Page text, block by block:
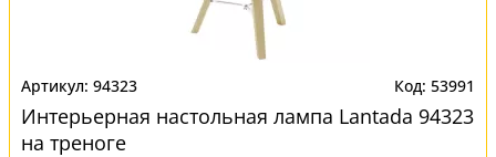
94323 53991
Интерьерная настольная лампа Lantada 94323
на треноге